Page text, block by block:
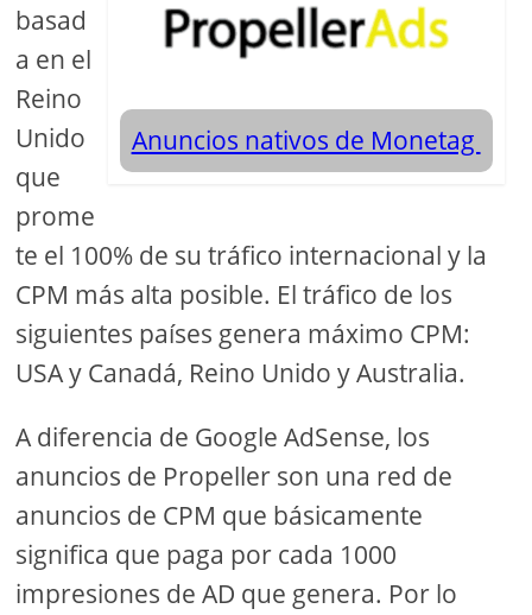
Anuncios nativos de Monetag
basad
a en el
Reino
Unido
que
prome
te el 100% de su tráfico internacional y la
CPM más alta posible. El tráfico de los
siguientes países genera máximo CPM:
USA y Canadá, Reino Unido y Australia.
A diferencia de Google AdSense, los
anuncios de Propeller son una red de
anuncios de CPM que básicamente
significa que paga por cada 1000
impresiones de AD que genera. Por lo